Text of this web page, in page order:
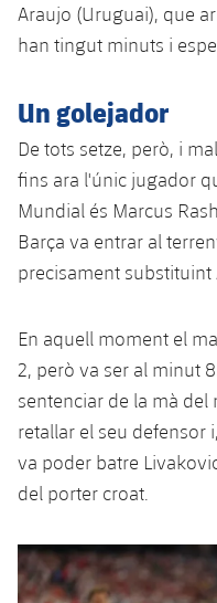
Fotos
VALORANT Game
Araujo (Uruguai), que
han tingut minuts i
Un golejador
De tots setze, però, i
fins ara l'únic jugador
Mundial és Marcus
Barça va entrar al
precisament substituint
En aquell moment el
2, però va ser al minut
sentenciar de la mà del
retallar el seu defensor
va poder batre
del porter croat.